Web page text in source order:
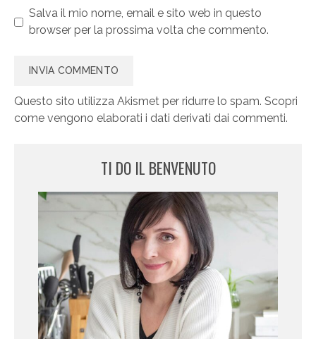
Salva il mio nome, email e sito web in questo
browser per la prossima volta che commento.
Questo sito utilizza Akismet per ridurre lo spam. Scopri
come vengono elaborati i dati derivati dai commenti.
TI DO IL BENVENUTO